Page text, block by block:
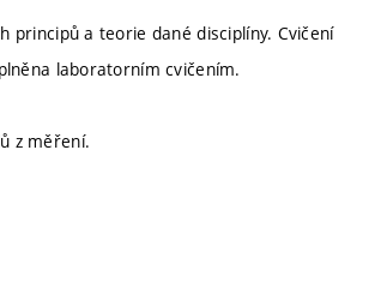
principů a teorie dané disciplíny. Cvičení
laboratorním cvičením.
z měření.